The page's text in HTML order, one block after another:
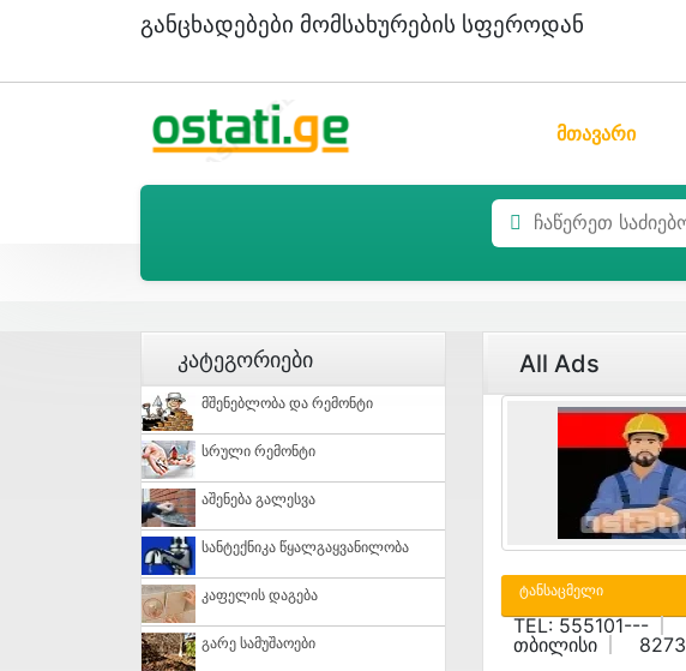
Განცხადებები Მომსახურების Სფეროდან
მთავარი
All Ads
ტანსაცმელი
TEL: 555101---
თბილისი
8273
Კატეგორიები
Მშენებლობა Და Რემონტი
Სრული Რემონტი
Აშენება Გალესვა
Სანტექნიკა Წყალგაყვანილობა
Კაფელის Დაგება
Გარე Სამუშაოები